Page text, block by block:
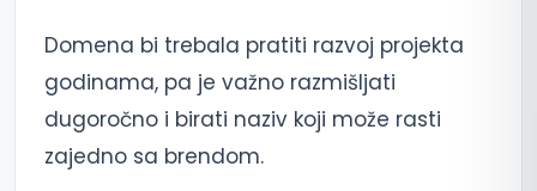
Domena bi trebala pratiti razvoj projekta
godinama, pa je važno razmišljati
dugoročno i birati naziv koji može rasti
zajedno sa brendom.